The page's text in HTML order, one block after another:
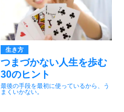
生き方
つまづかない人生を歩む
30のヒント
最後の手段を最初に使っているから、う
まくいかない。